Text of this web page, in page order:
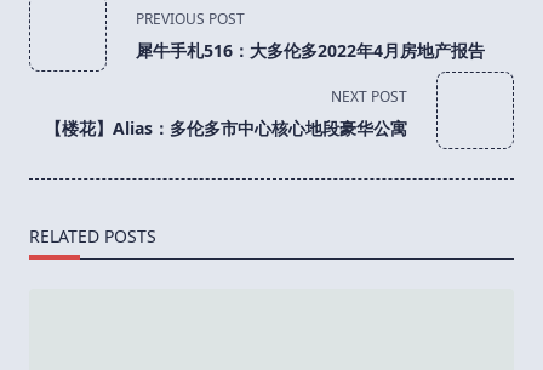
<span
class="nav-
subtitle
reader-
PREVIOUS POST
犀牛手札516：大多伦多2022年4月房地产报告
NEXT POST
【楼花】Alias：多伦多市中心核心地段豪华公寓
RELATED POSTS